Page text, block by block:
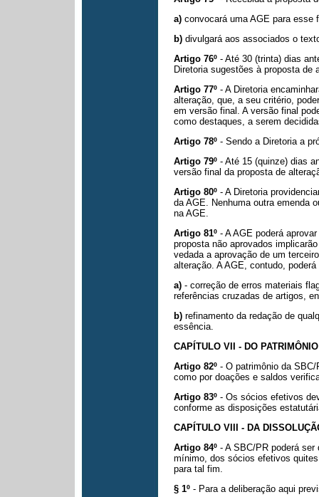
a) convocará uma AGE para esse
b) divulgará aos associados o
Artigo 76º - Até 30 (trinta) dias
Diretoria sugestões à proposta de
Artigo 77º - A Diretoria
alteração, que, a seu critério,
em versão final. A versão final
como destaques, a serem
Artigo 78º - Sendo a Diretoria a
Artigo 79º - Até 15 (quinze) dias
versão final da proposta de
Artigo 80º - A Diretoria
da AGE. Nenhuma outra emenda
na AGE.
Artigo 81º - A AGE poderá
proposta não aprovados
vedada a aprovação de um
alteração. A AGE, contudo,
a) - correção de erros materiais
referências cruzadas de artigos,
b) refinamento da redação de
essência.
CAPÍTULO VII - DO
Artigo 82º - O patrimônio da
como por doações e saldos
Artigo 83º - Os sócios efetivos
conforme as disposições
CAPÍTULO VIII - DA
Artigo 84º - A SBC/PR poderá
mínimo, dos sócios efetivos
para tal fim.
§ 1º - Para a deliberação aqui